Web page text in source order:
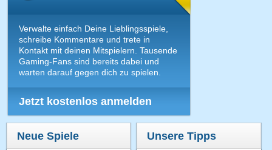
Verwalte einfach Deine Lieblingsspiele,
schreibe Kommentare und trete in
Kontakt mit deinen Mitspielern. Tausende
Gaming-Fans sind bereits dabei und
warten darauf gegen dich zu spielen.
Jetzt kostenlos anmelden
Neue Spiele Unsere Tipps